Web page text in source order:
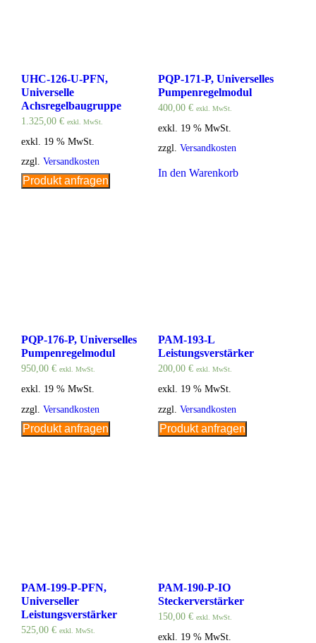
UHC-126-U-PFN,
Universelle
Achsregelbaugruppe
1.325,00 € exkl. MwSt.
exkl. 19 % MwSt.
zzgl. Versandkosten
Produkt anfragen
PQP-171-P, Universelles
Pumpenregelmodul
400,00 € exkl. MwSt.
exkl. 19 % MwSt.
zzgl. Versandkosten
In den Warenkorb
PQP-176-P, Universelles
Pumpenregelmodul
950,00 € exkl. MwSt.
exkl. 19 % MwSt.
zzgl. Versandkosten
Produkt anfragen
PAM-193-L
Leistungsverstärker
200,00 € exkl. MwSt.
exkl. 19 % MwSt.
zzgl. Versandkosten
Produkt anfragen
PAM-199-P-PFN,
Universeller
Leistungsverstärker
525,00 € exkl. MwSt.
PAM-190-P-IO
Steckerverstärker
150,00 € exkl. MwSt.
exkl. 19 % MwSt.